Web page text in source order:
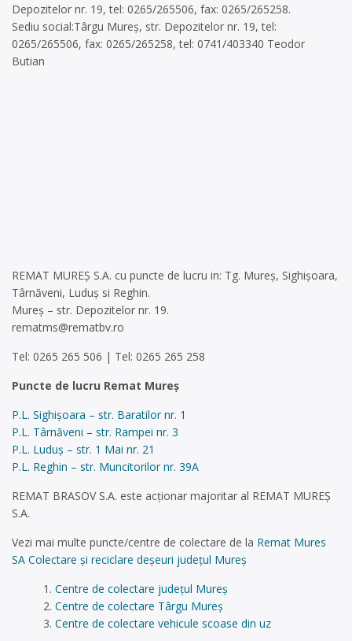
Depozitelor nr. 19, tel: 0265/265506, fax: 0265/265258.
Sediu social:Târgu Mureș, str. Depozitelor nr. 19, tel:
0265/265506, fax: 0265/265258, tel: 0741/403340 Teodor
Butian
REMAT MUREŞ S.A. cu puncte de lucru in: Tg. Mureş, Sighişoara,
Târnăveni, Luduş si Reghin.
Mureş – str. Depozitelor nr. 19.
rematms@rematbv.ro
Tel: 0265 265 506 | Tel: 0265 265 258
Puncte de lucru Remat Mureș
P.L. Sighişoara – str. Baratilor nr. 1
P.L. Târnăveni – str. Rampei nr. 3
P.L. Luduş – str. 1 Mai nr. 21
P.L. Reghin – str. Muncitorilor nr. 39A
REMAT BRASOV S.A. este acționar majoritar al REMAT MUREŞ
S.A.
Vezi mai multe puncte/centre de colectare de la Remat Mures
SA Colectare și reciclare deșeuri județul Mureș
Centre de colectare județul Mureș
Centre de colectare Târgu Mureș
Centre de colectare vehicule scoase din uz